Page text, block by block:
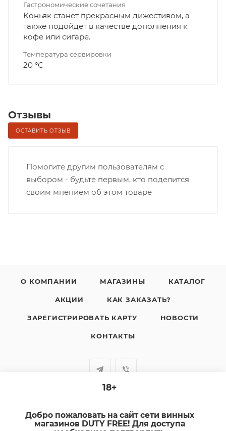
Гастрономические сочетания
Коньяк станет прекрасным дижестивом, а
также подойдет в качестве дополнения к
кофе или сигаре.
Температура сервировки
20 °С
Отзывы
ОСТАВИТЬ ОТЗЫВ
Помогите другим пользователям с
выбором - будьте первым, кто поделится
своим мнением об этом товаре
О КОМПАНИИ МАГАЗИНЫ КАТАЛОГ
АКЦИИ КАК ЗАКАЗАТЬ?
ЗАРЕГИСТРИРОВАТЬ КАРТУ НОВОСТИ
КОНТАКТЫ
sale@dutyfree-online.ru
18+
Добро пожаловать на сайт сети винных
магазинов DUTY FREE! Для доступа